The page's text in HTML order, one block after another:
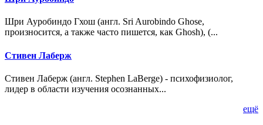
Шри Ауробиндо Гхош (англ. Sri Aurobindo Ghose,
произносится, а также часто пишется, как Ghosh), (...
Стивен Лаберж
Стивен Лаберж (англ. Stephen LaBerge) - психофизиолог,
лидер в области изучения осознанных...
ещё